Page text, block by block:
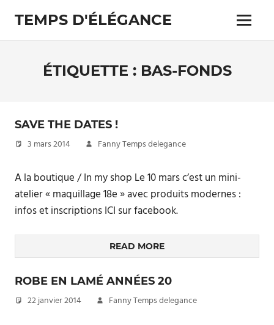
content
TEMPS D'ÉLÉGANCE
Pour
passionnés
Menu
ÉTIQUETTE : BAS-FONDS
SAVE THE DATES !
3 mars 2014 Fanny Temps delegance
A la boutique / In my shop Le 10 mars c’est un mini-
atelier « maquillage 18e » avec produits modernes :
infos et inscriptions ICI sur facebook.
READ MORE
ROBE EN LAMÉ ANNÉES 20
22 janvier 2014 Fanny Temps delegance